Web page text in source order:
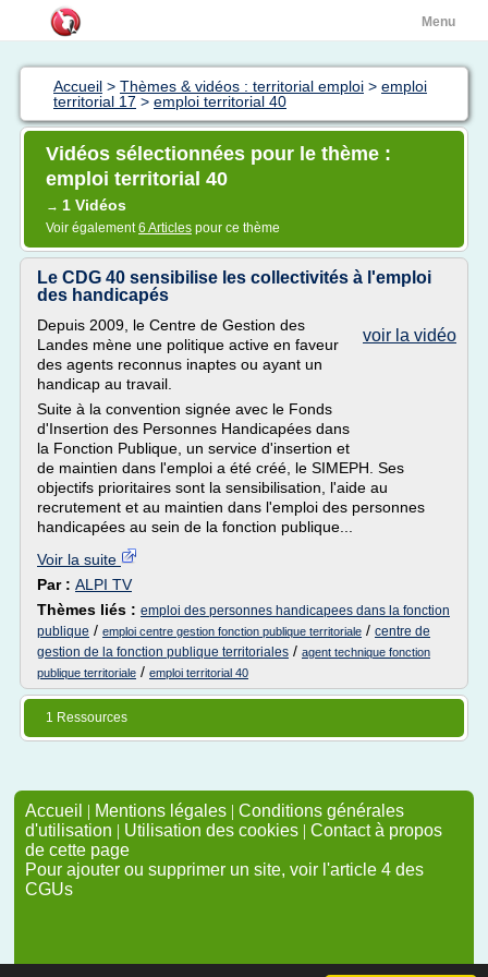
Menu
Accueil > Thèmes & vidéos : territorial emploi > emploi
territorial 17 > emploi territorial 40
Vidéos sélectionnées pour le thème :
emploi territorial 40
→ 1 Vidéos
Voir également6 Articles pour ce thème
Le CDG 40 sensibilise les collectivités à l'emploi
des handicapés
voir la vidéo
Depuis 2009, le Centre de Gestion des
Landes mène une politique active en faveur
des agents reconnus inaptes ou ayant un
handicap au travail.
Suite à la convention signée avec le Fonds
d'Insertion des Personnes Handicapées dans
la Fonction Publique, un service d'insertion et
de maintien dans l'emploi a été créé, le SIMEPH. Ses
objectifs prioritaires sont la sensibilisation, l'aide au
recrutement et au maintien dans l'emploi des personnes
handicapées au sein de la fonction publique...
Voir la suite
Par : ALPI TV
Thèmes liés : emploi des personnes handicapees dans la fonction
publique / emploi centre gestion fonction publique territoriale / centre de
gestion de la fonction publique territoriales / agent technique fonction
publique territoriale / emploi territorial 40
1 Ressources
Accueil | Mentions légales | Conditions générales
d'utilisation | Utilisation des cookies | Contact à propos
de cette page
Pour ajouter ou supprimer un site, voir l'article 4 des
CGUs